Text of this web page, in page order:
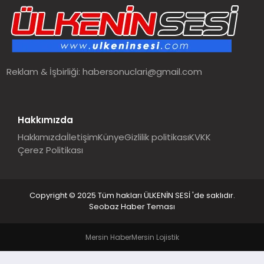
SPOR
MALATYA HABERLERI
Reklam & İşbirliği:habersonuclari@gmail.com
Hakkımızda
HakkımızdaİletişimKünyeGizlilik politikasıKVKK
Çerez Politikası
Copyright © 2025 Tüm hakları ÜLKENİN SESİ 'de saklıdır.
Seobaz Haber Teması
Mersin HaberMersin Lojistik